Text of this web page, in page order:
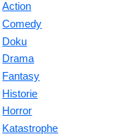
Action
Comedy
Doku
Drama
Fantasy
Historie
Horror
Katastrophe